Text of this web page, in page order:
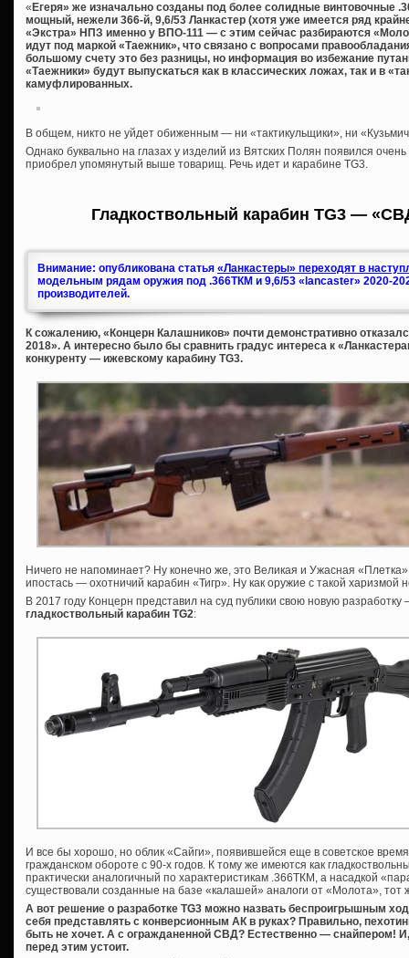
« Егеря» же изначально созданы под более солидные винтовочные
мощный, нежели 366-й, 9,6/53 Ланкастер (хотя уже имеется ряд
«Экстра» НПЗ именно у ВПО-111 — с этим сейчас разбираются
идут под маркой «Таежник», что связано с вопросами
большому счету это без разницы, но информация во избежание
«Таежники» будут выпускаться как в классических ложах, так и в
камуфлированных.
В общем, никто не уйдет обиженным — ни «тактикульщики», ни
Однако буквально на глазах у изделий из Вятских Полян появился
приобрел упомянутый выше товарищ. Речь идет и карабине TG3.
Гладкоствольный карабин TG3 —
Внимание: опубликована статья «Ланкастеры» переходят в
модельным рядам оружия под .366ТКМ и 9,6/53 «lancaster» 2020-
производителей.
К сожалению, «Концерн Калашников» почти демонстративно
2018». А интересно было бы сравнить градус интереса к
конкуренту — ижевскому карабину TG3.
Ничего не напоминает? Ну конечно же, это Великая и Ужасная
ипостась — охотничий карабин «Тигр». Ну как оружие с такой харизмой
В 2017 году Концерн представил на суд публики свою новую
гладкоствольный карабин TG2:
И все бы хорошо, но облик «Сайги», появившейся еще в советское
гражданском обороте с 90-х годов. К тому же имеются как
практически аналогичный по характеристикам .366ТКМ, а насадкой
существовали созданные на базе «калашей» аналоги от «Молота»,
А вот решение о разработке TG3 можно назвать беспроигрышным
себя представлять с конверсионным АК в руках? Правильно,
быть не хочет. А с огражданенной СВД? Естественно — снайпером! И,
перед этим устоит.